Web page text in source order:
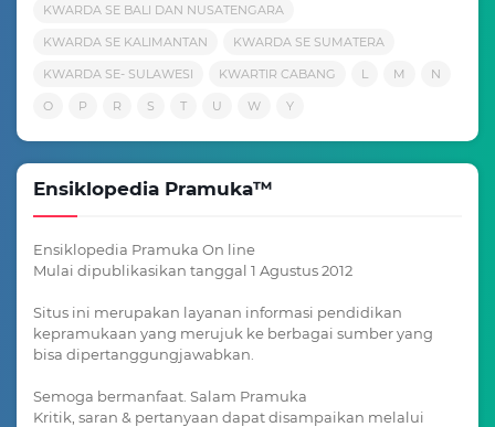
KWARDA SE BALI DAN NUSATENGARA
KWARDA SE KALIMANTAN KWARDA SE SUMATERA
KWARDA SE- SULAWESI KWARTIR CABANG L M N
O P R S T U W Y
Ensiklopedia Pramuka™
Ensiklopedia Pramuka On line
Mulai dipublikasikan tanggal 1 Agustus 2012
Situs ini merupakan layanan informasi pendidikan
kepramukaan yang merujuk ke berbagai sumber yang
bisa dipertanggungjawabkan.
Semoga bermanfaat. Salam Pramuka
Kritik, saran & pertanyaan dapat disampaikan melalui